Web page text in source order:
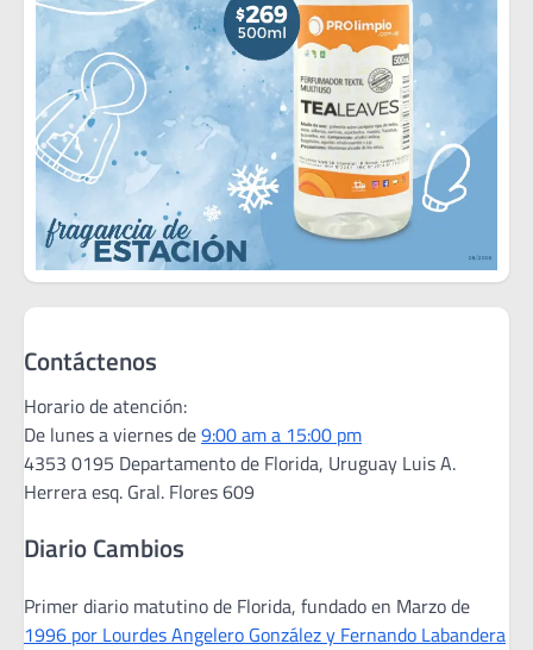
Contáctenos
Horario de atención:
De lunes a viernes de9:00 am a 15:00 pm
4353 0195 Departamento de Florida, Uruguay Luis A.
Herrera esq. Gral. Flores 609
Diario Cambios
Primer diario matutino de Florida, fundado en Marzo de
1996 por Lourdes Angelero González y Fernando Labandera